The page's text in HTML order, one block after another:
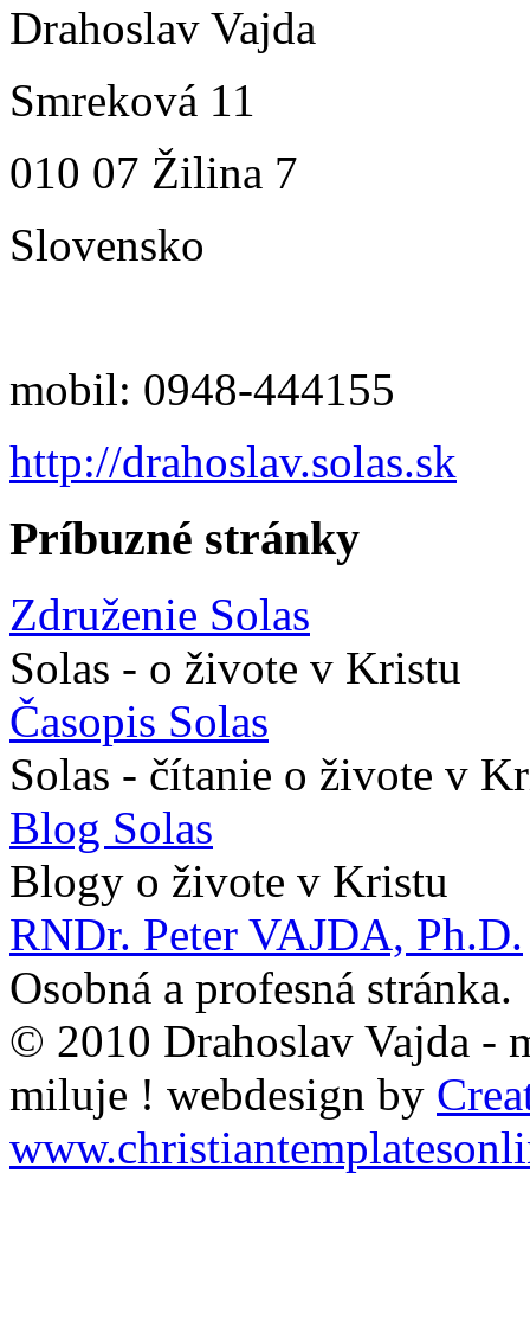
Drahoslav Vajda
Smreková 11
010 07 Žilina 7
Slovensko
mobil: 0948-444155
http://drahoslav.solas.sk
Príbuzné stránky
Združenie Solas
Solas - o živote v Kristu
Časopis Solas
Solas - čítanie o živote v
Blog Solas
Blogy o živote v Kristu
RNDr. Peter VAJDA, Ph.D.
Osobná a profesná stránka.
© 2010 Drahoslav Vajda -
miluje ! webdesign by